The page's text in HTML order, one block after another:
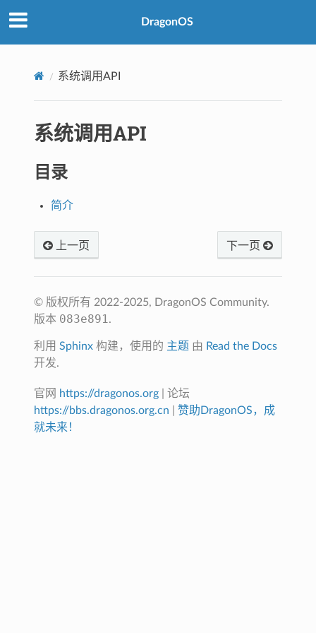
DragonOS
系统调用API
系统调用API
目录
简介
上一页 下一页
© 版权所有 2022-2025, DragonOS Community.
版本 083e891.
利用Sphinx 构建，使用的 主题 由 Read the Docs
开发.
官网 https://dragonos.org | 论坛
https://bbs.dragonos.org.cn
赞助DragonOS，成
就未来！